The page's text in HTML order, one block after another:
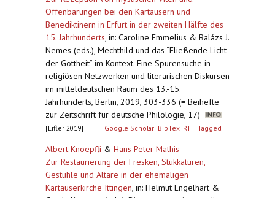
Offenbarungen bei den Kartäusern und
Benediktinern in Erfurt in der zweiten Hälfte des
15. Jahrhunderts, in: Caroline Emmelius & Balázs J.
Nemes (eds.), Mechthild und das “Fließende Licht
der Gottheit” im Kontext. Eine Spurensuche in
religiösen Netzwerken und literarischen Diskursen
im mitteldeutschen Raum des 13.-15.
Jahrhunderts, Berlin, 2019, 303-336 (= Beihefte
zur Zeitschrift für deutsche Philologie, 17)
[Eifler 2019] Google Scholar BibTex RTF Tagged
Albert Knoepfli & Hans Peter Mathis
Zur Restaurierung der Fresken, Stukkaturen,
Gestühle und Altäre in der ehemaligen
Kartäuserkirche Ittingen, in: Helmut Engelhart &